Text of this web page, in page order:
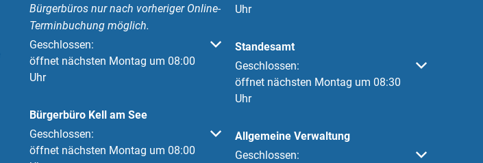
Bürgerbüros nur nach vorheriger Online-
Terminbuchung möglich.
Klicken, um weitere Öffnungs- oder Schließzeiten auszublenden
Geschlossen:
öffnet nächsten Montag um 08:00
Uhr
Bürgerbüro Kell am See
Klicken, um weitere Öffnungs- oder Schließzeiten auszublenden
Geschlossen:
öffnet nächsten Montag um 08:00
Uhr
Standesamt
Klicken, um weitere Öffnungs- oder Schließzeiten
Geschlossen:
öffnet nächsten Montag um 08:30
Uhr
Allgemeine Verwaltung
Klicken, um weitere Öffnungs- oder Schließzeiten
Geschlossen: